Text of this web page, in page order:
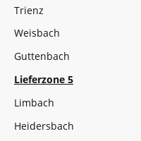
Trienz
Weisbach
Guttenbach
Lieferzone 5
Limbach
Heidersbach